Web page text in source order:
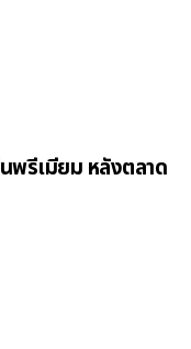
พรีเมียม หลังตลาด